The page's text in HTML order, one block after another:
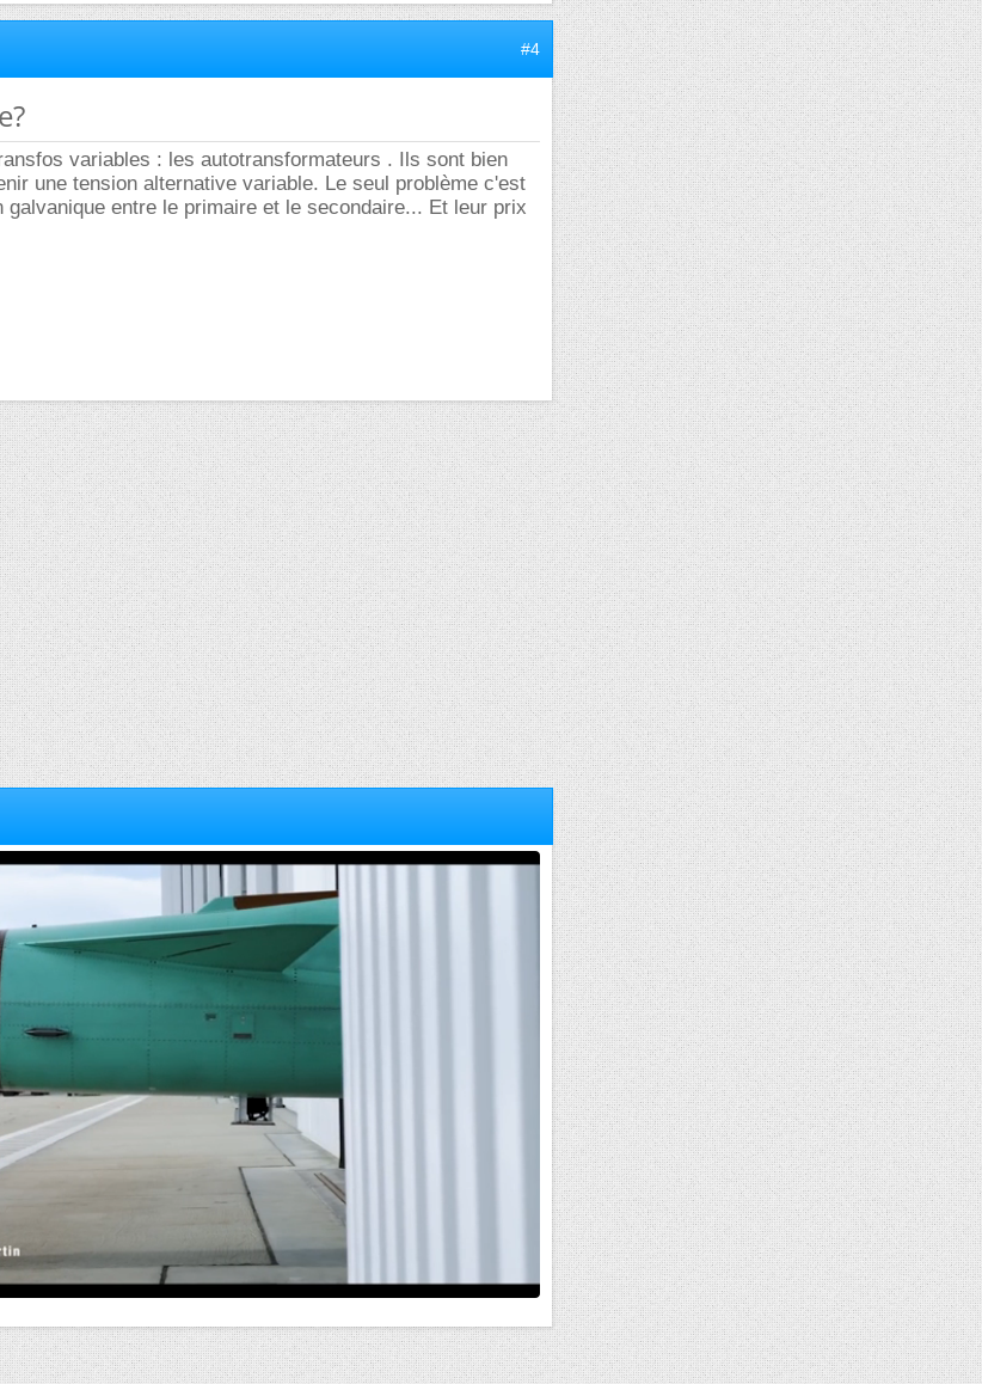
#4
variables : les autotransformateurs . Ils sont bien
une tension alternative variable. Le seul problème c'est
galvanique entre le primaire et le secondaire... Et leur prix